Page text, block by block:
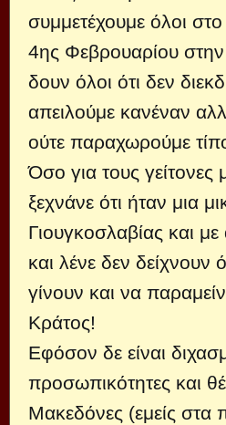
συμμετέχουμε όλοι
4ης Φεβρουαρίου
δουν όλοι ότι δεν
απειλούμε κανέναν
ούτε παραχωρούμε
Όσο για τους γείτονες
ξεχνάνε ότι ήταν μια
Γιουγκοσλαβίας και
και λένε δεν δείχνουν
γίνουν και να
Κράτος!
Εφόσον δε είναι
προσωπικότητες και
Μακεδόνες (εμείς στα